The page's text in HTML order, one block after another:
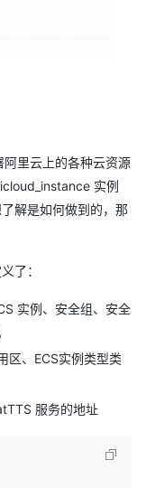
里云上的各种云资源
实例
解是如何做到的，那
了：
实例、安全组、安全
区、ECS实例类型类
服务的地址